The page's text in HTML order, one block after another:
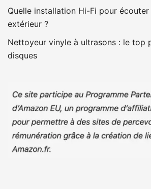
Quelle installation Hi-Fi pour
extérieur ?
Nettoyeur vinyle à ultrasons : le top
disques